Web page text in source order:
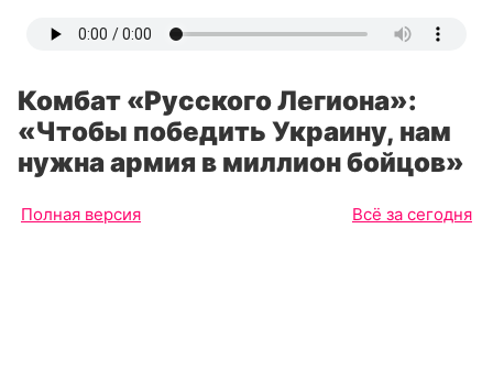
Комбат «Русского Легиона»:
«Чтобы победить Украину, нам
нужна армия в миллион бойцов»
Полная версия Всё за сегодня